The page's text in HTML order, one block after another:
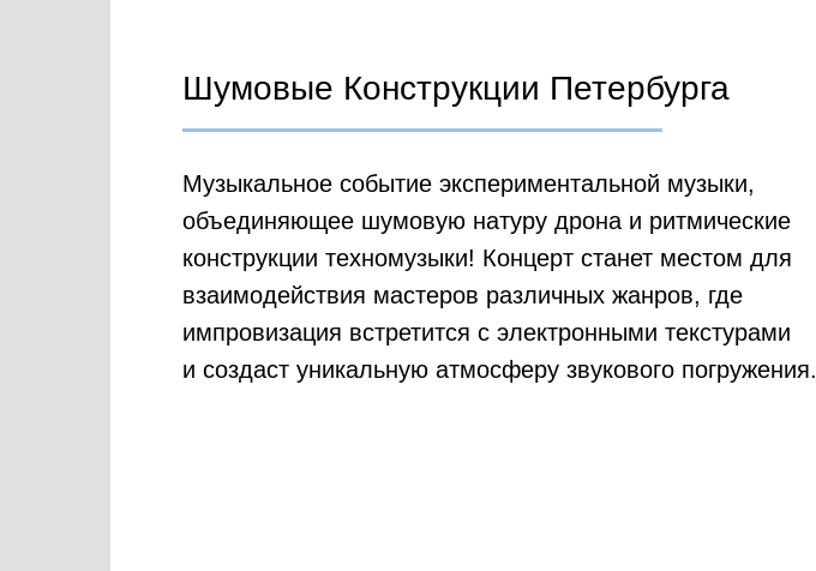
Шумовые Конструкции Петербурга
Музыкальное событие экспериментальной музыки,
объединяющее шумовую натуру дрона и ритмические
конструкции техномузыки! Концерт станет местом для
взаимодействия мастеров различных жанров, где
импровизация встретится с электронными текстурами
и создаст уникальную атмосферу звукового погружения.